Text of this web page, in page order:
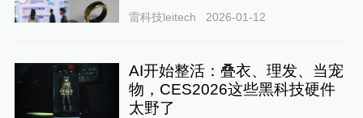
雷科技leitech 2026-01-12
AI开始整活：叠衣、理发、当宠
物，CES2026这些黑科技硬件
太野了